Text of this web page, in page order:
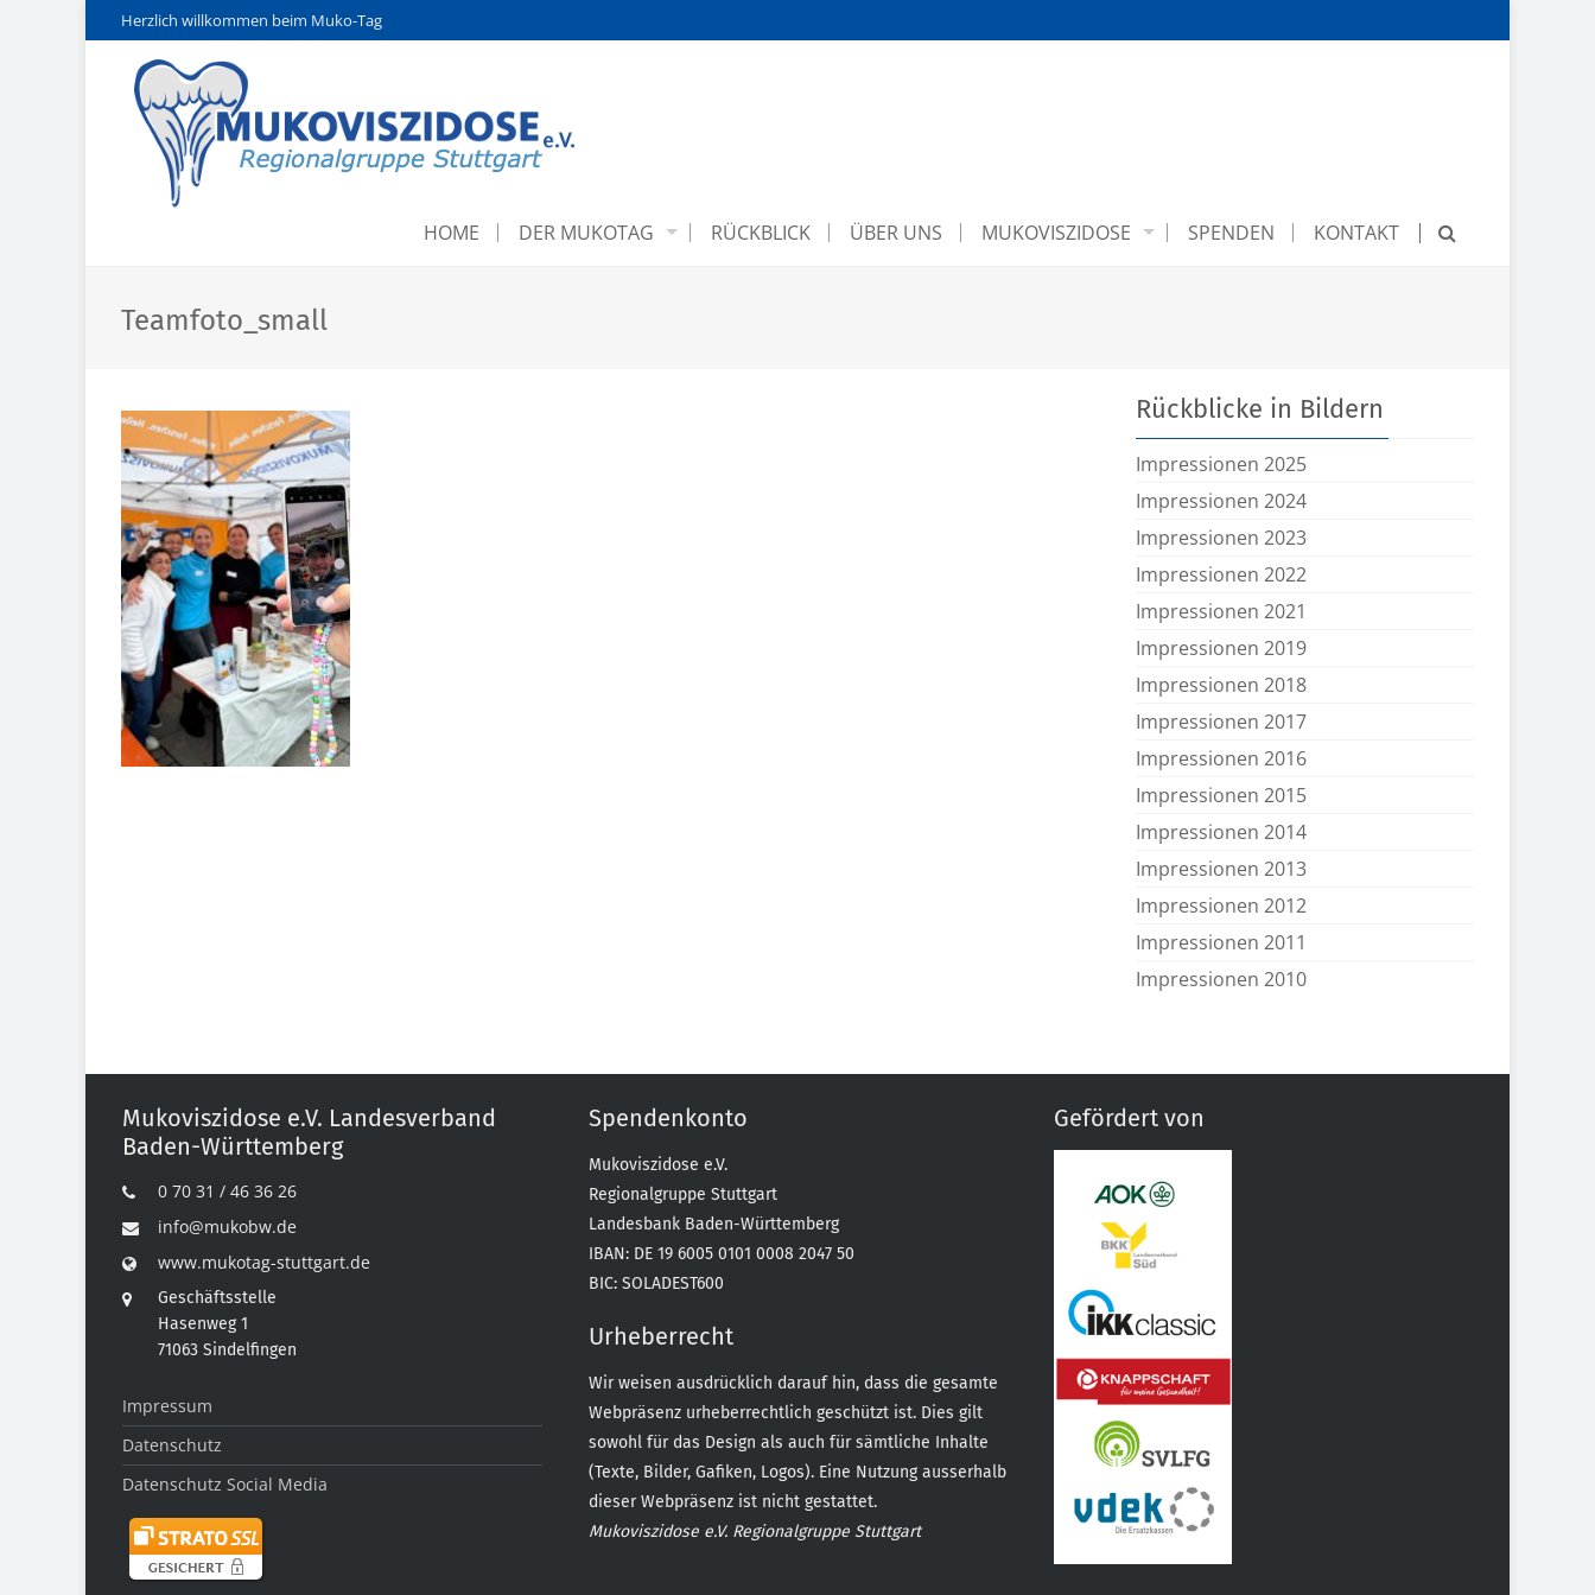
Herzlich willkommen beim Muko-Tag
HOME DER MUKOTAG RÜCKBLICK ÜBER UNS MUKOVISZIDOSE SPENDEN KONTAKT
Teamfoto_small
Rückblicke in Bildern
Impressionen 2025
Impressionen 2024
Impressionen 2023
Impressionen 2022
Impressionen 2021
Impressionen 2019
Impressionen 2018
Impressionen 2017
Impressionen 2016
Impressionen 2015
Impressionen 2014
Impressionen 2013
Impressionen 2012
Impressionen 2011
Impressionen 2010
Mukoviszidose e.V. Landesverband
Baden-Württemberg
0 70 31 / 46 36 26
info@mukobw.de
www.mukotag-stuttgart.de
Geschäftsstelle
Hasenweg 1
71063 Sindelfingen
Impressum
Datenschutz
Datenschutz Social Media
Spendenkonto
Mukoviszidose e.V.
Regionalgruppe Stuttgart
Landesbank Baden-Württemberg
IBAN: DE 19 6005 0101 0008 2047 50
BIC: SOLADEST600
Urheberrecht
Wir weisen ausdrücklich darauf hin, dass die gesamte
Webpräsenz urheberrechtlich geschützt ist. Dies gilt
sowohl für das Design als auch für sämtliche Inhalte
(Texte, Bilder, Gafiken, Logos). Eine Nutzung ausserhalb
dieser Webpräsenz ist nicht gestattet.
Mukoviszidose e.V. Regionalgruppe Stuttgart
Gefördert von